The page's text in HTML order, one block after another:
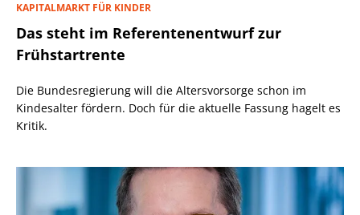
KAPITALMARKT FÜR KINDER
Das steht im Referentenentwurf zur
Frühstartrente
Die Bundesregierung will die Altersvorsorge schon im
Kindesalter fördern. Doch für die aktuelle Fassung hagelt es
Kritik.